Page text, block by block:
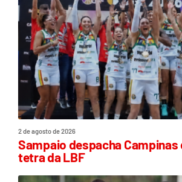
2 de agosto de 2026
Sampaio despacha Campinas
tetra da LBF